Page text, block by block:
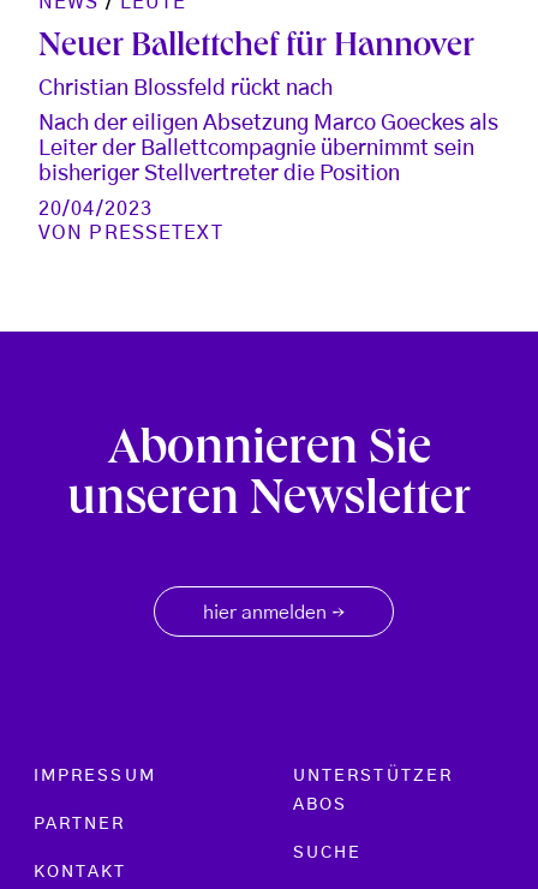
Neuer Ballettchef für Hannover
Christian Blossfeld rückt nach
Nach der eiligen Absetzung Marco Goeckes als
Leiter der Ballettcompagnie übernimmt sein
bisheriger Stellvertreter die Position
20/04/2023
VON
PRESSETEXT
Abonnieren Sie
unseren Newsletter
hier anmelden →
Footer menu
IMPRESSUM
PARTNER
KONTAKT
UNTERSTÜTZER
ABOS
SUCHE